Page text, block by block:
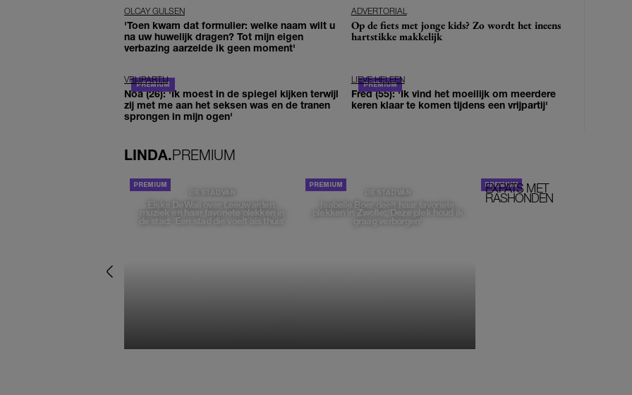
OLCAY GULSEN
'Toen kwam dat formulier: welke naam wilt u
na uw huwelijk dragen? Tot mijn eigen
verbazing aarzelde ik geen moment'
ADVERTORIAL
Op de fiets met jonge kids? Zo wordt het ineens
hartstikke makkelijk
VRIJPARTIJ
Noa (26): 'Ik moest in de spiegel kijken terwijl
zij met me aan het seksen was en de tranen
sprongen in mijn ogen'
LIEVE HELEEN
Fred (55): 'Ik vind het moeilijk om meerdere
keren klaar te komen tijdens een vrijpartij'
LINDA.PREMIUM
DE STAD VAN
Elske DeWall over Leeuwarden,
muziek en haar favoriete plekken in
de stad: 'Een stad die voelt als thuis'
DE STAD VAN
Isabelle Boer deelt haar favoriete
plekken in Zwolle: 'Deze plek houd ik
graag verborgen'
EXPATS MET
RASHONDEN